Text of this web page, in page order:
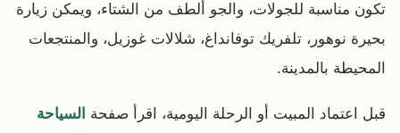
تكون مناسبة للجولات، والجو ألطف من الشتاء، ويمكن زيارة
بحيرة نوهور، تلفريك توفانداغ، شلالات غوزيل، والمنتجعات
المحيطة بالمدينة.
قبل اعتماد المبيت أو الرحلة اليومية، اقرأ صفحة السياحة